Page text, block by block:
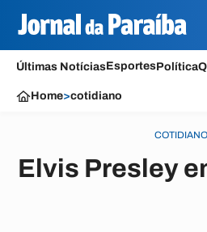
Últimas NotíciasEsportesPolítica
Home>cotidiano
COTIDIANO
Elvis Presley